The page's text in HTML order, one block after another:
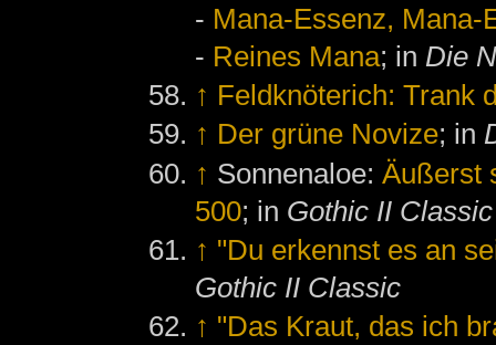
- Mana-Essenz,
- Reines Mana; in Die
↑ Feldknöterich: Trank
↑ Der grüne Novize; in
↑ Sonnenaloe:Äußerst
500; in Gothic II Classic
↑ "Du erkennst es an
Gothic II Classic
↑ "Das Kraut, das ich